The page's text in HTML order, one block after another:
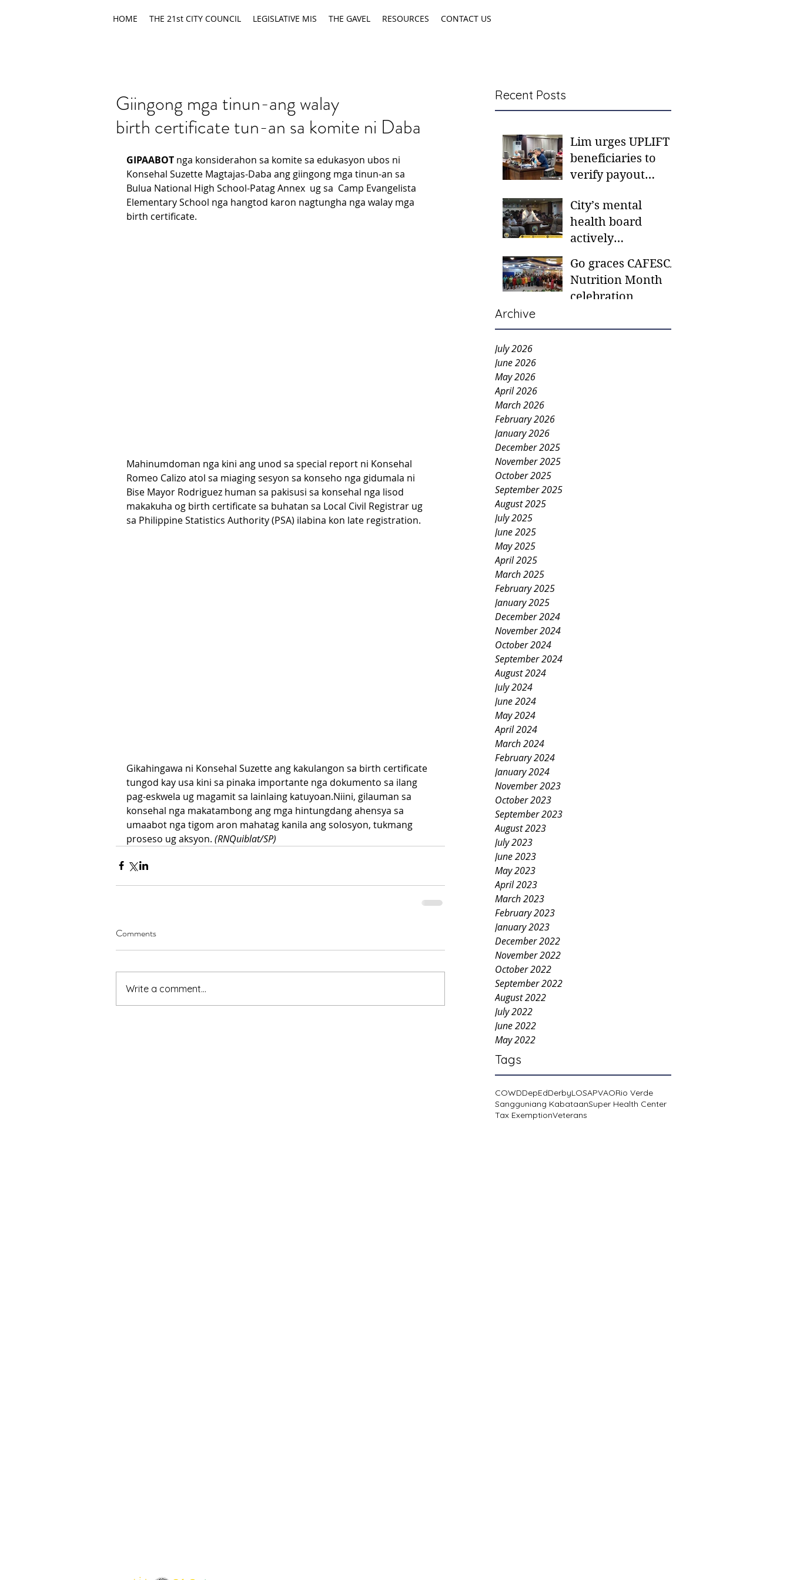
HOME THE 21st CITY COUNCIL LEGISLATIVE MIS THE GAVEL RESOURCES CONTACT US
Recent Posts
Lim urges UPLIFT
beneficiaries to
verify payout
CSWD district sites
City’s mental
health board
actively
students in need -
Gaane
Go graces CAFESCA
Nutrition Month
celebration
Archive
July 2026
June 2026
May 2026
April 2026
March 2026
February 2026
January 2026
December 2025
November 2025
October 2025
September 2025
August 2025
July 2025
June 2025
May 2025
April 2025
March 2025
February 2025
January 2025
December 2024
November 2024
October 2024
September 2024
August 2024
July 2024
June 2024
May 2024
April 2024
March 2024
February 2024
January 2024
November 2023
October 2023
September 2023
August 2023
July 2023
June 2023
May 2023
April 2023
March 2023
February 2023
January 2023
December 2022
November 2022
October 2022
September 2022
August 2022
July 2022
June 2022
May 2022
Tags
COWDDepEdDerbyLOSAPVAORio Verde
Sangguniang KabataanSuper Health Center
Tax ExemptionVeterans
Giingong mga tinun-ang walay
birth certificate tun-an sa komite ni Daba
GIPAABOT nga konsiderahon sa komite sa edukasyon ubos ni
Konsehal Suzette Magtajas-Daba ang giingong mga tinun-an sa
Bulua National High School-Patag Annex  ug sa  Camp Evangelista
Elementary School nga hangtod karon nagtungha nga walay mga
birth certificate.
Mahinumdoman nga kini ang unod sa special report ni Konsehal
Romeo Calizo atol sa miaging sesyon sa konseho nga gidumala ni
Bise Mayor Rodriguez human sa pakisusi sa konsehal nga lisod
makakuha og birth certificate sa buhatan sa Local Civil Registrar ug
sa Philippine Statistics Authority (PSA) ilabina kon late registration.
Gikahingawa ni Konsehal Suzette ang kakulangon sa birth certificate
tungod kay usa kini sa pinaka importante nga dokumento sa ilang
pag-eskwela ug magamit sa lainlaing katuyoan.Niini, gilauman sa
konsehal nga makatambong ang mga hintungdang ahensya sa
umaabot nga tigom aron mahatag kanila ang solosyon, tukmang
proseso ug aksyon. (RNQuiblat/SP)
Comments
Write a comment...